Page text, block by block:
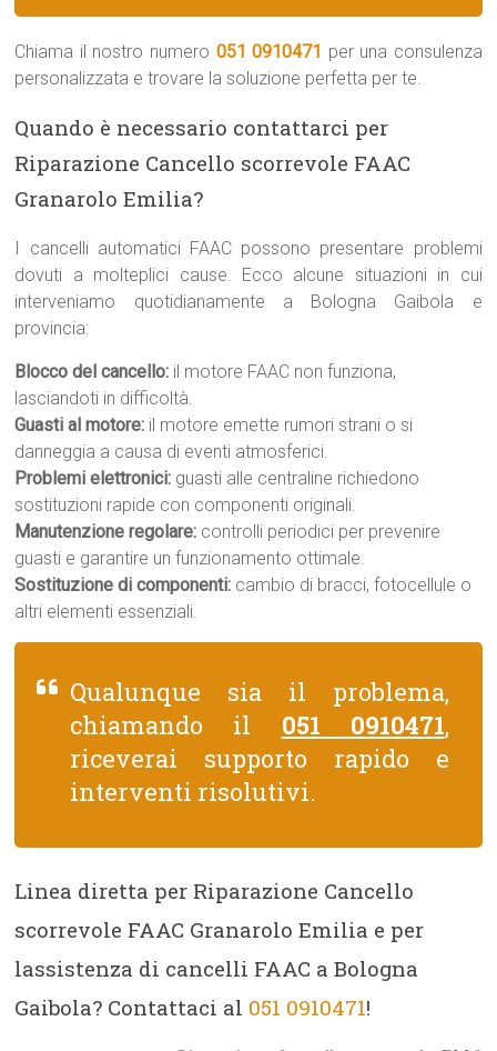
Chiama il nostro numero 051 0910471 per una consulenza
personalizzata e trovare la soluzione perfetta per te.
Quando è necessario contattarci per
Riparazione Cancello scorrevole FAAC
Granarolo Emilia?
I cancelli automatici FAAC possono presentare problemi
dovuti a molteplici cause. Ecco alcune situazioni in cui
interveniamo quotidianamente a Bologna Gaibola e
provincia:
Blocco del cancello: il motore FAAC non funziona,
lasciandoti in difficoltà.
Guasti al motore: il motore emette rumori strani o si
danneggia a causa di eventi atmosferici.
Problemi elettronici: guasti alle centraline richiedono
sostituzioni rapide con componenti originali.
Manutenzione regolare: controlli periodici per prevenire
guasti e garantire un funzionamento ottimale.
Sostituzione di componenti: cambio di bracci, fotocellule o
altri elementi essenziali.
Qualunque sia il problema,
chiamando il 051 0910471,
riceverai supporto rapido e
interventi risolutivi.
Linea diretta per Riparazione Cancello
scorrevole FAAC Granarolo Emilia e per
lassistenza di cancelli FAAC a Bologna
Gaibola? Contattaci al 051 0910471!